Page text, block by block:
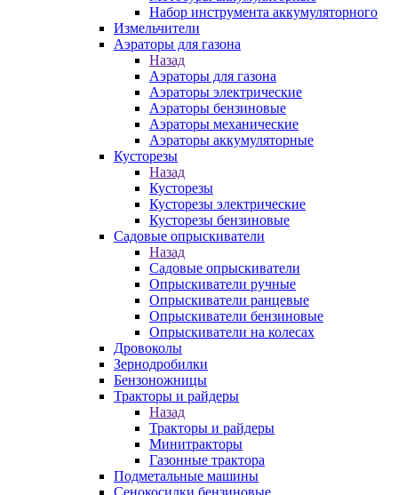
Набор инструмента аккумуляторного
Измельчители
Аэраторы для газона
Назад
Аэраторы для газона
Аэраторы электрические
Аэраторы бензиновые
Аэраторы механические
Аэраторы аккумуляторные
Кусторезы
Назад
Кусторезы
Кусторезы электрические
Кусторезы бензиновые
Садовые опрыскиватели
Назад
Садовые опрыскиватели
Опрыскиватели ручные
Опрыскиватели ранцевые
Опрыскиватели бензиновые
Опрыскиватели на колесах
Дровоколы
Зернодробилки
Бензоножницы
Тракторы и райдеры
Назад
Тракторы и райдеры
Минитракторы
Газонные трактора
Подметальные машины
Сенокосилки бензиновые